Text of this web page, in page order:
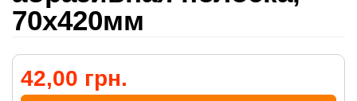
70x420мм
42,00 грн.